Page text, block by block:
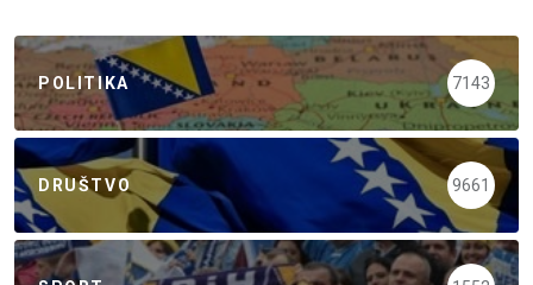
POLITIKA 7143
DRUŠTVO 9661